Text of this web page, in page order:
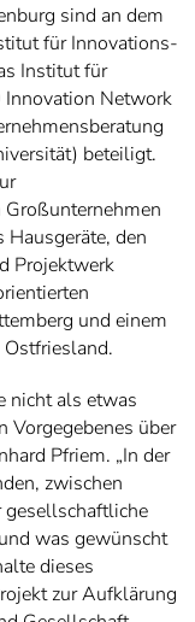
sind an dem
für Innovations-
Institut für
Innovation Network
beteiligt.
den
Projektwerk
und einem
nicht als etwas
Vorgegebenes über
Pfriem. „In der
zwischen
gesellschaftliche
was gewünscht
dieses
zur Aufklärung